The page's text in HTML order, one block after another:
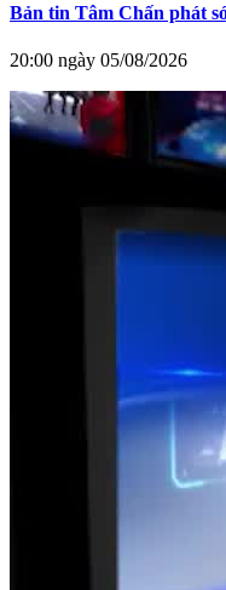
Bản tin Tâm Chấn phát
20:00 ngày 05/08/2026